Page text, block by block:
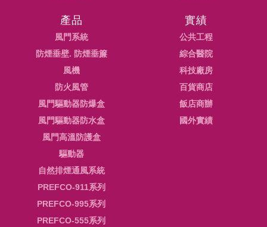
產品
風門系統
防煙垂壁. 防煙垂簾
風機
防火風管
風門驅動器防爆盒
風門驅動器防水盒
風門高溫防護盒
驅動器
自然排煙通風系統
PREFCO-911系列
PREFCO-995系列
PREFCO-555系列
實績
公共工程
綜合醫院
科技廠房
百貨商店
飯店商辦
國外實績